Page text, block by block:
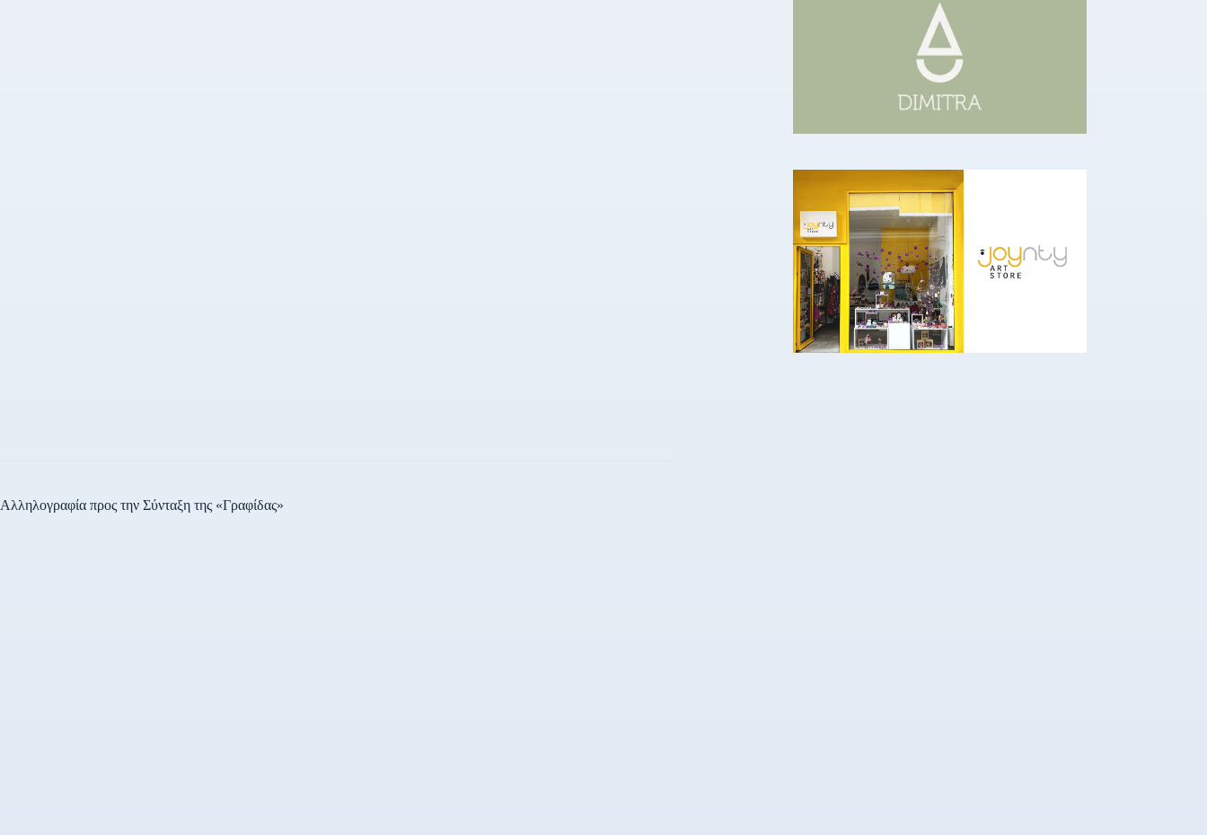
Αλληλογραφία προς την Σύνταξη της «Γραφίδας»